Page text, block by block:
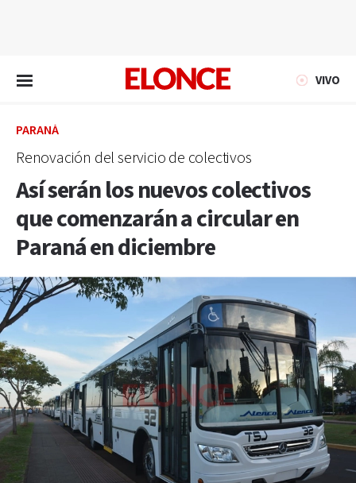
VIVO
PARANÁ
Renovación del servicio de colectivos
Así serán los nuevos colectivos
que comenzarán a circular en
Paraná en diciembre